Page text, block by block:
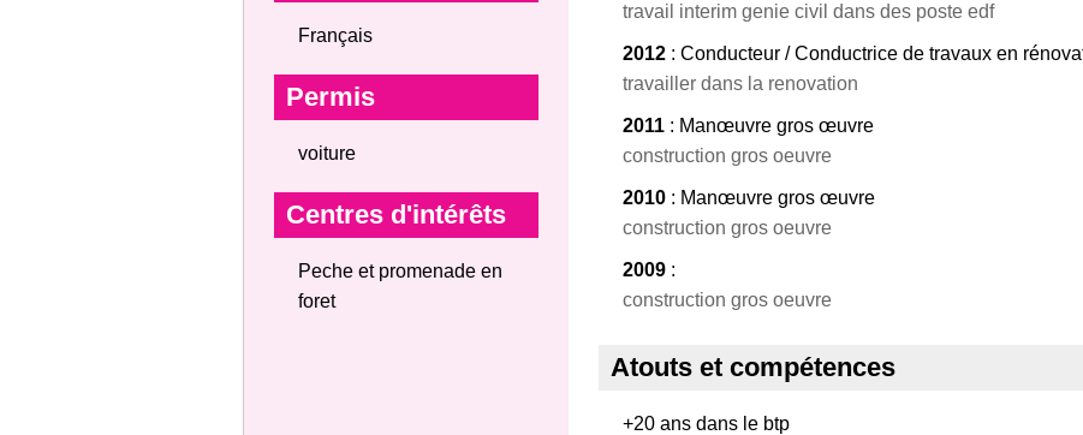
Français
Permis
voiture
Centres d'intérêts
Peche et promenade en
foret
travail interim genie civil dans des poste edf
2012 : Conducteur / Conductrice de travaux en
travailler dans la renovation
2011 : Manœuvre gros œuvre
construction gros oeuvre
2010 : Manœuvre gros œuvre
construction gros oeuvre
2009 :
construction gros oeuvre
Atouts et compétences
+20 ans dans le btp